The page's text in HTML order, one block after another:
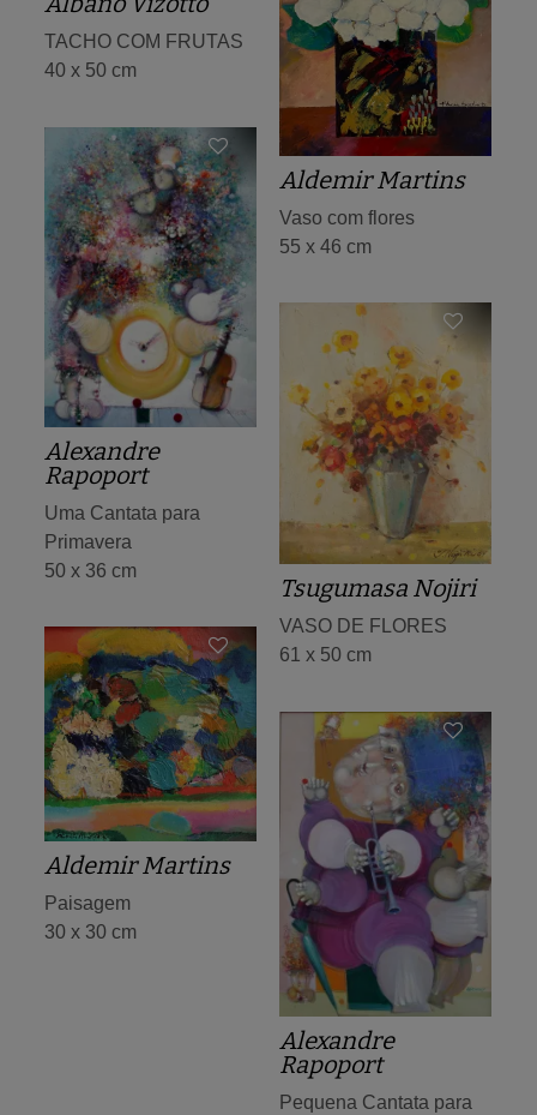
TACHO COM FRUTAS
40 x 50 cm
Aldemir Martins
Vaso com flores
55 x 46 cm
Alexandre
Rapoport
Uma Cantata para
Primavera
50 x 36 cm
Tsugumasa Nojiri
VASO DE FLORES
61 x 50 cm
Aldemir Martins
Paisagem
30 x 30 cm
Alexandre
Rapoport
Pequena Cantata para